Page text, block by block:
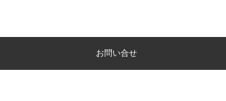
お問い合せ